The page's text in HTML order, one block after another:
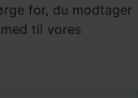
for, du modtager
til vores